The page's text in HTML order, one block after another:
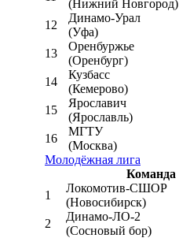
(Нижний Новгород)
12
Динамо-Урал
(Уфа)
13
Оренбуржье
(Оренбург)
14
Кузбасс
(Кемерово)
15
Ярославич
(Ярославль)
16
МГТУ
(Москва)
Молодёжная лига
Команда
1
Локомотив-CШОР
(Новосибирск)
2
Динамо-ЛО-2
(Сосновый бор)